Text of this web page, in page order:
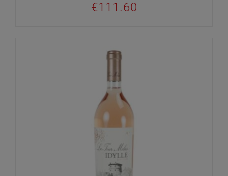
€111.60